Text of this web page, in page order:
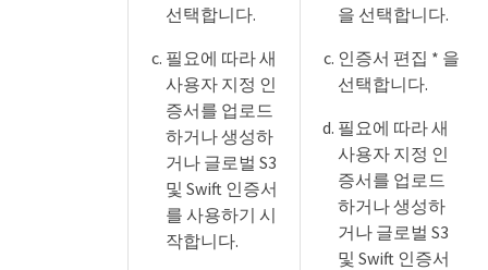
선택합니다.
필요에 따라 새
사용자 지정 인
증서를 업로드
하거나 생성하
거나 글로벌 S3
및 Swift 인증서
를 사용하기 시
작합니다.
을 선택합니다.
인증서 편집 * 을
선택합니다.
필요에 따라 새
사용자 지정 인
증서를 업로드
하거나 생성하
거나 글로벌 S3
및 Swift 인증서